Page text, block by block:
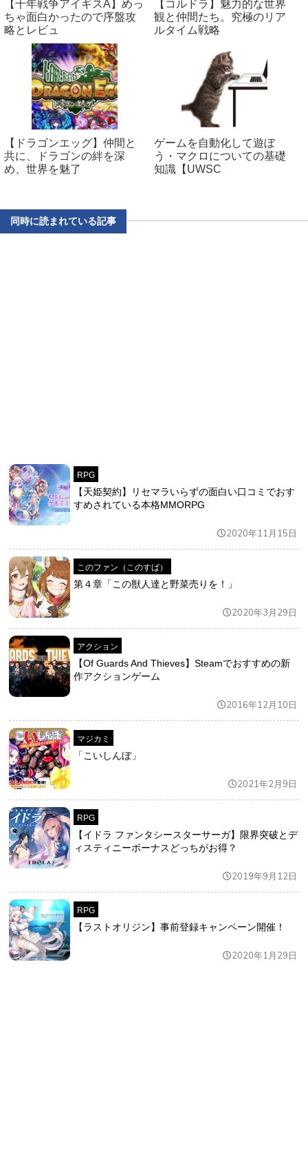
【千年戦争アイギスA】めっ
ちゃ面白かったので序盤攻
略とレビュ
【コルドラ】魅力的な世界
観と仲間たち。究極のリア
ルタイム戦略
【ドラゴンエッグ】仲間と
共に、ドラゴンの絆を深
め、世界を魅了
ゲームを自動化して遊ぼ
う・マクロについての基礎
知識【UWSC
同時に読まれている記事
RPG
【天姫契約】リセマラいらずの面白い口コミでおす
すめされている本格MMORPG
2020年11月15日
このファン（このすば）
第４章「この獣人達と野菜売りを！」
2020年3月29日
アクション
【Of Guards And Thieves】Steamでおすすめの新
作アクションゲーム
2016年12月10日
マジカミ
「こいしんぼ」
2021年2月9日
RPG
【イドラ ファンタシースターサーガ】限界突破とデ
ィスティニーボーナスどっちがお得？
2019年9月12日
RPG
【ラストオリジン】事前登録キャンペーン開催！
2020年1月29日